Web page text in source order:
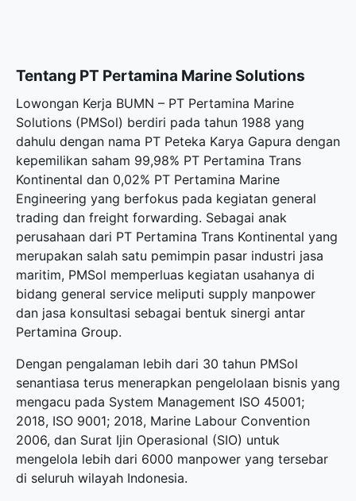
Tentang PT Pertamina Marine Solutions
Lowongan Kerja BUMN – PT Pertamina Marine
Solutions (PMSol) berdiri pada tahun 1988 yang
dahulu dengan nama PT Peteka Karya Gapura dengan
kepemilikan saham 99,98% PT Pertamina Trans
Kontinental dan 0,02% PT Pertamina Marine
Engineering yang berfokus pada kegiatan general
trading dan freight forwarding. Sebagai anak
perusahaan dari PT Pertamina Trans Kontinental yang
merupakan salah satu pemimpin pasar industri jasa
maritim, PMSol memperluas kegiatan usahanya di
bidang general service meliputi supply manpower
dan jasa konsultasi sebagai bentuk sinergi antar
Pertamina Group.
Dengan pengalaman lebih dari 30 tahun PMSol
senantiasa terus menerapkan pengelolaan bisnis yang
mengacu pada System Management ISO 45001;
2018, ISO 9001; 2018, Marine Labour Convention
2006, dan Surat Ijin Operasional (SIO) untuk
mengelola lebih dari 6000 manpower yang tersebar
di seluruh wilayah Indonesia.